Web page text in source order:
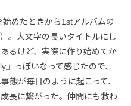
始めたときから1stアルバムの
。大文字の長いタイトルにし
るけど、実際に作り始めてか
っぽいなって感じたので、
態が毎日のように起こって、
長に繋がった。仲間にも救わ